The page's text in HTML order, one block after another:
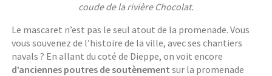
coude de la rivière Chocolat.
Le mascaret n’est pas le seul atout de la promenade. Vous
vous souvenez de l’histoire de la ville, avec ses chantiers
navals ? En allant du coté de Dieppe, on voit encore
d’anciennes poutres de soutènement sur la promenade